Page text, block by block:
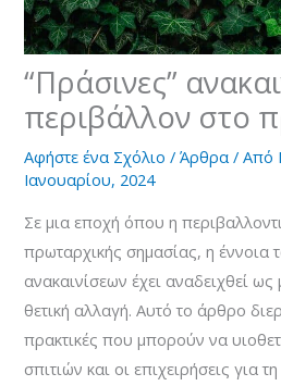
“Πράσινες”
περιβάλλον στο
Αφήστε ένα Σχόλιο /Άρθρα / Από
Ιανουαρίου, 2024
Σε μια εποχή όπου η
πρωταρχικής σημασίας, η έννοια
ανακαινίσεων έχει αναδειχθεί
θετική αλλαγή. Αυτό το άρθρο
πρακτικές που μπορούν να
σπιτιών και οι επιχειρήσεις για